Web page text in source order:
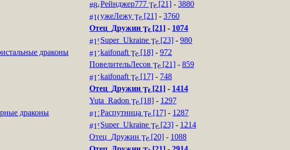
Рейнджер777
[21] - 3880
ужеЛежу
[21] - 3760
драконы
Отец_Дружин [21] - 1074
Super_Ukraine
[23] - 980
kaifonaft
[18] - 972
ПовелительЛесов
[21] - 859
kaifonaft
[17] - 748
драконы
Отец_Дружин [21] - 1414
Yuta_Radon
[18] - 1297
Распутница
[17] - 1287
Super_Ukraine
[23] - 1214
Отец_Дружин
[20] - 1088